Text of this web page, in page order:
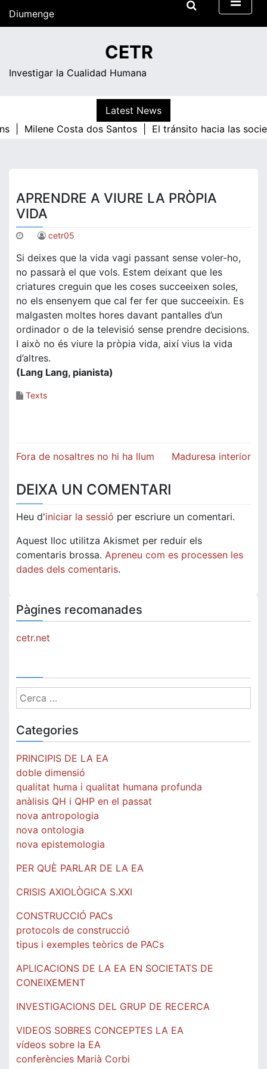
Diumenge
CETR
Investigar la Cualidad Humana
Latest News
|
Milene Costa dos Santos | El tránsito hacia las
APRENDRE A VIURE LA PRÒPIA
VIDA
cetr05
Si deixes que la vida vagi passant sense voler-ho,
no passarà el que vols. Estem deixant que les
criatures creguin que les coses succeeixen soles,
no els ensenyem que cal fer fer que succeeixin. Es
malgasten moltes hores davant pantalles d’un
ordinador o de la televisió sense prendre decisions.
I això no és viure la pròpia vida, així vius la vida
d’altres.
(Lang Lang, pianista)
Texts
Navegació
Fora de nosaltres no hi ha llum Maduresa interior
DEIXA UN COMENTARI
Heu d'iniciar la sessió per escriure un comentari.
Aquest lloc utilitza Akismet per reduir els
comentaris brossa. Apreneu com es processen les
dades dels comentaris.
Pàgines recomanades
cetr.net
Cerca:
Categories
PRINCIPIS DE LA EA
doble dimensió
qualitat huma i qualitat humana profunda
anàlisis QH i QHP en el passat
nova antropologia
nova ontologia
nova epistemologia
PER QUÈ PARLAR DE LA EA
CRISIS AXIOLÒGICA S.XXI
CONSTRUCCIÓ PACs
protocols de construcció
tipus i exemples teòrics de PACs
APLICACIONS DE LA EA EN SOCIETATS DE
CONEIXEMENT
INVESTIGACIONS DEL GRUP DE RECERCA
VIDEOS SOBRES CONCEPTES LA EA
vídeos sobre la EA
conferències Marià Corbi